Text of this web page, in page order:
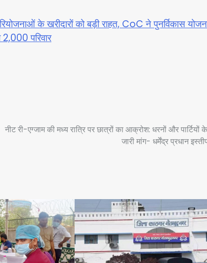
के खरीदारों को बड़ी राहत, CoC ने पुनर्विकास
परिवार
नीट री-एग्जाम की मध्य रात्रि पर छात्रों का आक्रोश: धरनों और पार्टियों
जारी मांग- धर्मेंद्र प्रधान